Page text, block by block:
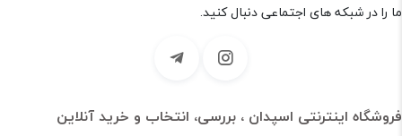
ما را در شبکه های اجتماعی دنبال کنید.
فروشگاه اینترنتی اسپدان ، بررسی، انتخاب و خرید آنلاین